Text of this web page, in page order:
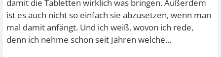
damit die Tabletten wirklich was bringen. Außerdem
ist es auch nicht so einfach sie abzusetzen, wenn man
mal damit anfängt. Und ich weiß, wovon ich rede,
denn ich nehme schon seit Jahren welche...